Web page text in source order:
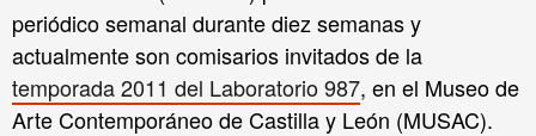
periódico semanal durante diez semanas y
actualmente son comisarios invitados de la
temporada 2011 del Laboratorio 987, en el Museo de
Arte Contemporáneo de Castilla y León (MUSAC).